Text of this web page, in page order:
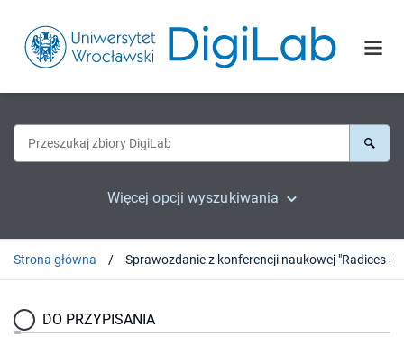
Więcej opcji wyszukiwania
Strona główna
DO PRZYPISANIA